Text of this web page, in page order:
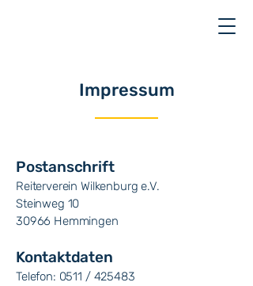
Impressum
Postanschrift
Reiterverein Wilkenburg e.V.
Steinweg 10
30966 Hemmingen
Kontaktdaten
Telefon: 0511 / 425483